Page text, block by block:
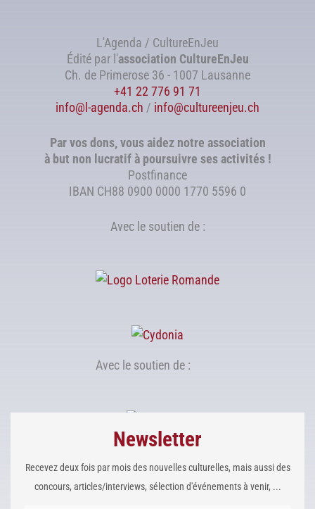
L'Agenda / CultureEnJeu
Édité par l'association CultureEnJeu
Ch. de Primerose 36 - 1007 Lausanne
+41 22 776 91 71
info@l-agenda.ch / info@cultureenjeu.ch
Par vos dons, vous aidez notre association
à but non lucratif à poursuivre ses activités !
Postfinance
IBAN CH88 0900 0000 1770 5596 0
Avec le soutien de :
Avec le soutien de :
Newsletter
Recevez deux fois par mois des nouvelles culturelles, mais aussi des
concours, articles/interviews, sélection d'événements à venir, ...